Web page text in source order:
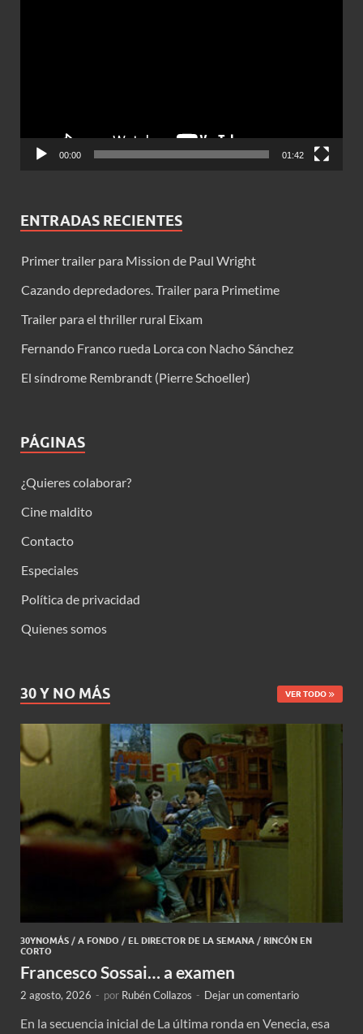
00:00 01:42
ENTRADAS RECIENTES
Primer trailer para Mission de Paul Wright
Cazando depredadores. Trailer para Primetime
Trailer para el thriller rural Eixam
Fernando Franco rueda Lorca con Nacho Sánchez
El síndrome Rembrandt (Pierre Schoeller)
PÁGINAS
¿Quieres colaborar?
Cine maldito
Contacto
Especiales
Política de privacidad
Quienes somos
30 Y NO MÁS VER TODO
30YNOMÁS / A FONDO / EL DIRECTOR DE LA SEMANA / RINCÓN EN
CORTO
Francesco Sossai… a examen
2 agosto, 2026 - por Rubén Collazos - Dejar un comentario
En la secuencia inicial de La última ronda en Venecia, esa